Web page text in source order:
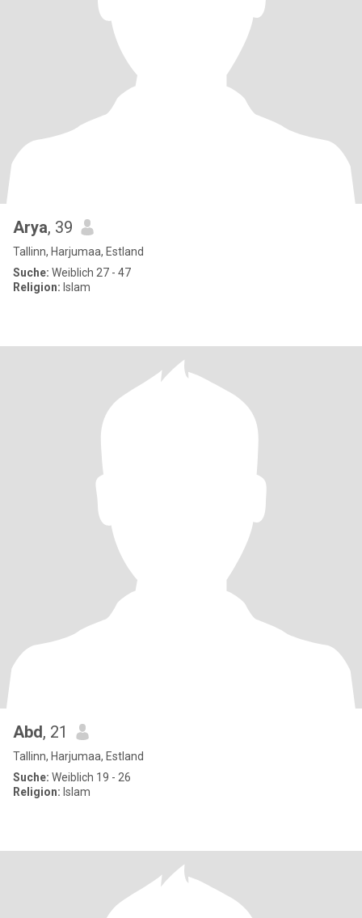
Arya, 39
Tallinn, Harjumaa, Estland
Suche: Weiblich 27 - 47
Religion: Islam
Abd, 21
Tallinn, Harjumaa, Estland
Suche: Weiblich 19 - 26
Religion: Islam